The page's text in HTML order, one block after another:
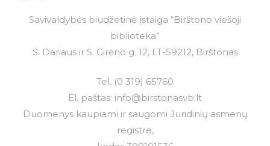
Savivaldybės biudžetinė įstaiga “Birštono viešoji
biblioteka”
S. Dariaus ir S. Girėno g. 12, LT-59212, Birštonas
Tel. (0 319) 65760
El. paštas: info@birstonasvb.lt
Duomenys kaupiami ir saugomi Juridinių asmenų
registre,